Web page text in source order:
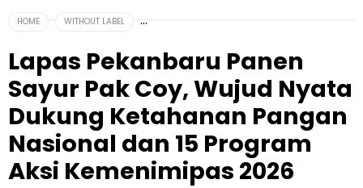
HOME WITHOUT LABEL
Lapas Pekanbaru Panen
Sayur Pak Coy, Wujud Nyata
Dukung Ketahanan Pangan
Nasional dan 15 Program
Aksi Kemenimipas 2026